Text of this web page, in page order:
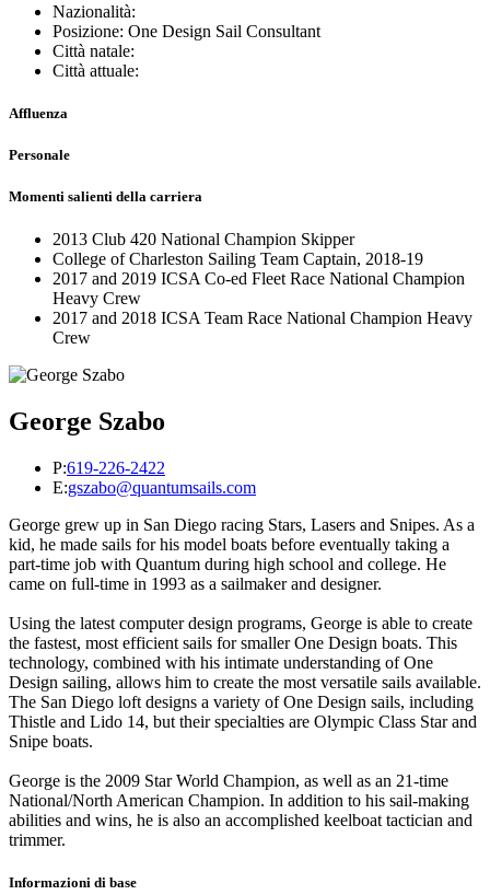
Nazionalità:
Posizione: One Design Sail Consultant
Città natale:
Città attuale:
Affluenza
Personale
Momenti salienti della carriera
2013 Club 420 National Champion Skipper
College of Charleston Sailing Team Captain, 2018-19
2017 and 2019 ICSA Co-ed Fleet Race National Champion
Heavy Crew
2017 and 2018 ICSA Team Race National Champion Heavy
Crew
George Szabo
P:619-226-2422
E:gszabo@quantumsails.com
George grew up in San Diego racing Stars, Lasers and Snipes. As a
kid, he made sails for his model boats before eventually taking a
part-time job with Quantum during high school and college. He
came on full-time in 1993 as a sailmaker and designer.
Using the latest computer design programs, George is able to create
the fastest, most efficient sails for smaller One Design boats. This
technology, combined with his intimate understanding of One
Design sailing, allows him to create the most versatile sails available.
The San Diego loft designs a variety of One Design sails, including
Thistle and Lido 14, but their specialties are Olympic Class Star and
Snipe boats.
George is the 2009 Star World Champion, as well as an 21-time
National/North American Champion. In addition to his sail-making
abilities and wins, he is also an accomplished keelboat tactician and
trimmer.
Informazioni di base